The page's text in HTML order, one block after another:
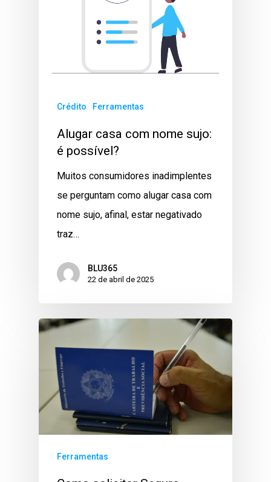
Crédito Ferramentas
Alugar casa com nome sujo:
é possível?
Muitos consumidores inadimplentes
se perguntam como alugar casa com
nome sujo, afinal, estar negativado
traz…
BLU365
22 de abril de 2025
Ferramentas